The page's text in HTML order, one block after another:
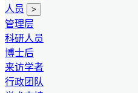
人员
>
管理层
科研人员
博士后
来访学者
行政团队